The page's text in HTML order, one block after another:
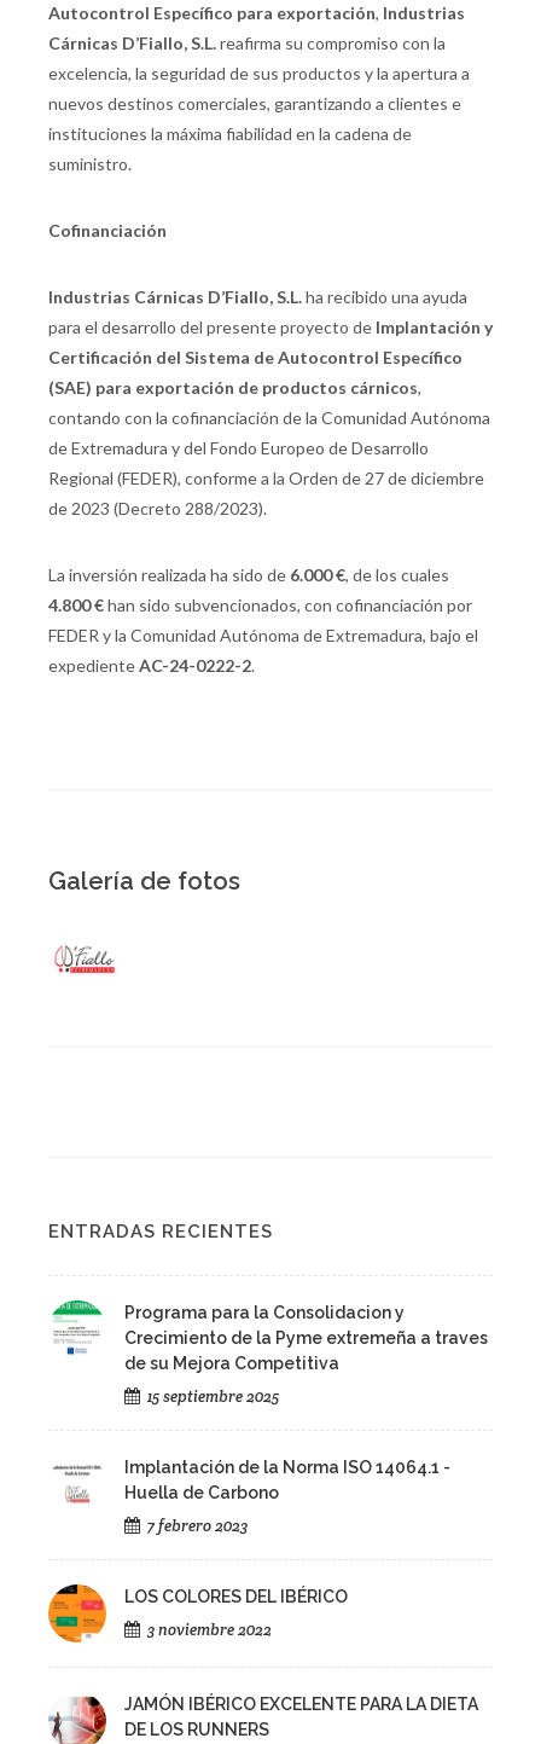
Autocontrol Específico para exportación, Industrias
Cárnicas D’Fiallo, S.L.reafirma su compromiso con la
excelencia, la seguridad de sus productos y la apertura a
nuevos destinos comerciales, garantizando a clientes e
instituciones la máxima fiabilidad en la cadena de
suministro.
Cofinanciación
Industrias Cárnicas D’Fiallo, S.L.ha recibido una ayuda
para el desarrollo del presente proyecto de Implantación y
Certificación del Sistema de Autocontrol Específico
(SAE) para exportación de productos cárnicos,
contando con la cofinanciación de la Comunidad Autónoma
de Extremadura y del Fondo Europeo de Desarrollo
Regional (FEDER), conforme a la Orden de 27 de diciembre
de 2023 (Decreto 288/2023).
La inversión realizada ha sido de 6.000 €, de los cuales
4.800 €han sido subvencionados, con cofinanciación por
FEDER y la Comunidad Autónoma de Extremadura, bajo el
expedienteAC-24-0222-2.
Galería de fotos
ENTRADAS RECIENTES
Programa para la Consolidacion y
Crecimiento de la Pyme extremeña a traves
de su Mejora Competitiva
15 septiembre 2025
Implantación de la Norma ISO 14064.1 -
Huella de Carbono
7 febrero 2023
LOS COLORES DEL IBÉRICO
3 noviembre 2022
JAMÓN IBÉRICO EXCELENTE PARA LA DIETA
DE LOS RUNNERS